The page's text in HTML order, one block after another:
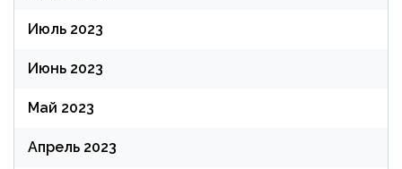
Июль 2023
Июнь 2023
Май 2023
Апрель 2023